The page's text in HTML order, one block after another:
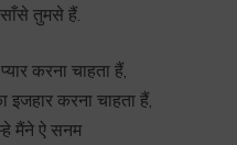
साँसे तुमसे हैं.
करना चाहता हैं,
इजहार करना चाहता हैं,
मैंने ऐ सनम